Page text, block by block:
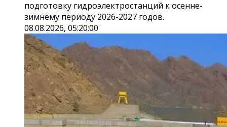
подготовку гидроэлектростанций к осенне-
зимнему периоду 2026-2027 годов.
08.08.2026, 05:20:00